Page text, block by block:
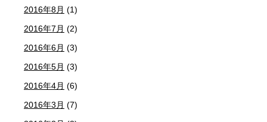
2016年8月 (1)
2016年7月 (2)
2016年6月 (3)
2016年5月 (3)
2016年4月 (6)
2016年3月 (7)